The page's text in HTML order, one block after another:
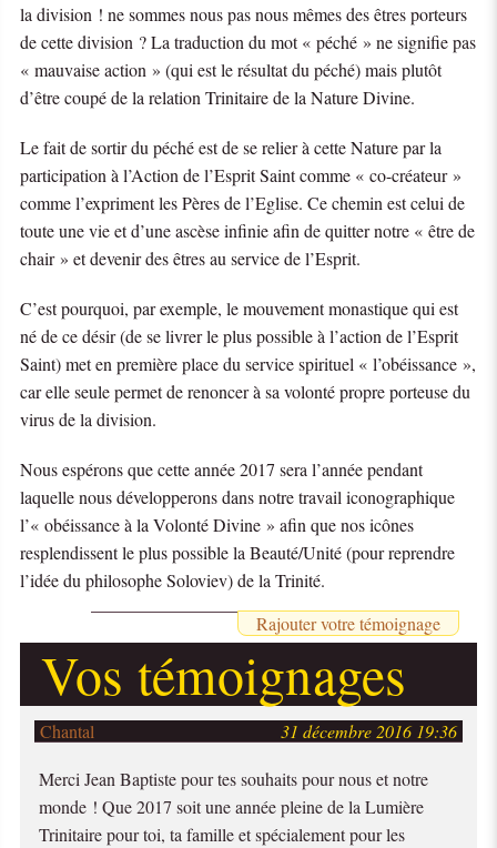
la division ! ne sommes nous pas nous mêmes des êtres porteurs
de cette division ? La traduction du mot « péché » ne signifie pas
« mauvaise action » (qui est le résultat du péché) mais plutôt
d’être coupé de la relation Trinitaire de la Nature Divine.
Le fait de sortir du péché est de se relier à cette Nature par la
participation à l’Action de l’Esprit Saint comme « co-créateur »
comme l’expriment les Pères de l’Eglise. Ce chemin est celui de
toute une vie et d’une ascèse infinie afin de quitter notre « être de
chair » et devenir des êtres au service de l’Esprit.
C’est pourquoi, par exemple, le mouvement monastique qui est
né de ce désir (de se livrer le plus possible à l’action de l’Esprit
Saint) met en première place du service spirituel « l’obéissance »,
car elle seule permet de renoncer à sa volonté propre porteuse du
virus de la division.
Nous espérons que cette année 2017 sera l’année pendant
laquelle nous développerons dans notre travail iconographique
l’« obéissance à la Volonté Divine » afin que nos icônes
resplendissent le plus possible la Beauté/Unité (pour reprendre
l’idée du philosophe Soloviev) de la Trinité.
Rajouter votre témoignage
Vos témoignages
Chantal 31 décembre 2016 19:36
Merci Jean Baptiste pour tes souhaits pour nous et notre
monde ! Que 2017 soit une année pleine de la Lumière
Trinitaire pour toi, ta famille et spécialement pour les